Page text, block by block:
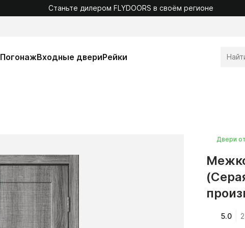
Станьте дилером FLYDOORS в своём регионе
ПогонажВходные двериРейки
Двери
5.0